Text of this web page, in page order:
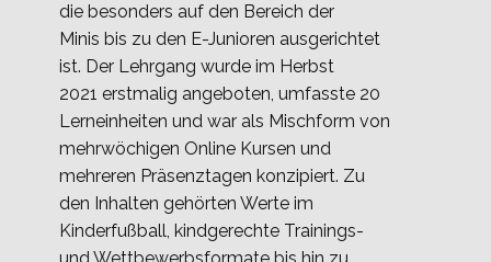
die besonders auf den Bereich der
Minis bis zu den E-Junioren ausgerichtet
ist. Der Lehrgang wurde im Herbst
2021 erstmalig angeboten, umfasste 20
Lerneinheiten und war als Mischform von
mehrwöchigen Online Kursen und
mehreren Präsenztagen konzipiert. Zu
den Inhalten gehörten Werte im
Kinderfußball, kindgerechte Trainings-